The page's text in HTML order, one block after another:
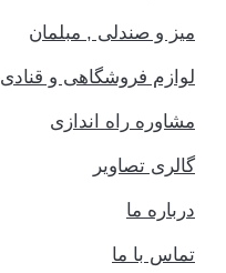
میز و صندلی , مبلمان
لوازم فروشگاهی و قنادی
مشاوره راه اندازی
گالری تصاویر
درباره ما
تماس با ما